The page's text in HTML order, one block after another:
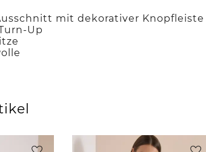
mit dekorativer Knopfleiste
Up